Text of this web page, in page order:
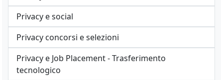
Privacy e social
Privacy concorsi e selezioni
Privacy e Job Placement - Trasferimento
tecnologico